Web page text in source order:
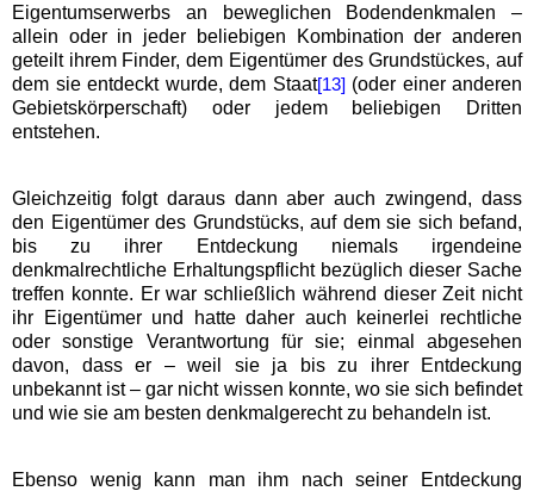
Eigentumserwerbs an beweglichen Bodendenkmalen –
allein oder in jeder beliebigen Kombination der anderen
geteilt ihrem Finder, dem Eigentümer des Grundstückes, auf
dem sie entdeckt wurde, dem Staat[13](oder einer anderen
Gebietskörperschaft) oder jedem beliebigen Dritten
entstehen.
Gleichzeitig folgt daraus dann aber auch zwingend, dass
den Eigentümer des Grundstücks, auf dem sie sich befand,
bis zu ihrer Entdeckung niemals irgendeine
denkmalrechtliche Erhaltungspflicht bezüglich dieser Sache
treffen konnte. Er war schließlich während dieser Zeit nicht
ihr Eigentümer und hatte daher auch keinerlei rechtliche
oder sonstige Verantwortung für sie; einmal abgesehen
davon, dass er – weil sie ja bis zu ihrer Entdeckung
unbekannt ist – gar nicht wissen konnte, wo sie sich befindet
und wie sie am besten denkmalgerecht zu behandeln ist.
Ebenso wenig kann man ihm nach seiner Entdeckung